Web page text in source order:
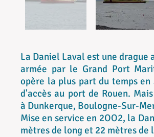
La Daniel Laval est une drague
armée par le Grand Port
opère la plus part du temps en
d'accès au port de Rouen.
à Dunkerque, Boulogne-Sur-
Mise en service en 2OO2, la
mètres de long et 22 mètres de